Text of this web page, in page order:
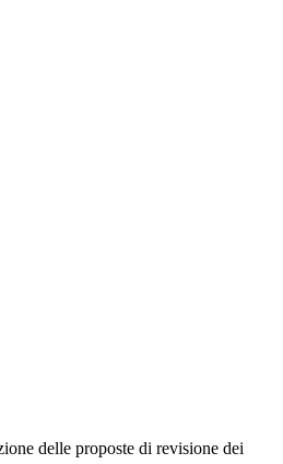
delle proposte di revisione dei